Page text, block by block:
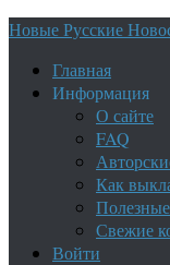
Новые Русские
Главная
Информация
О сайте
FAQ
Как
Свежие
Войти